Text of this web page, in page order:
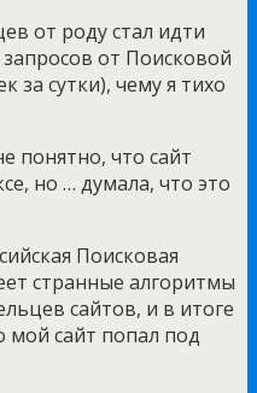
от роду стал идти
от Поисковой
за сутки), чему я тихо
понятно, что сайт
но … думала, что это
Поисковая
странные алгоритмы
сайтов, и в итоге
мой сайт попал под